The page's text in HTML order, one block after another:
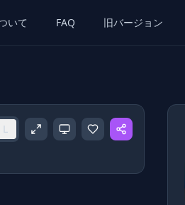
いて FAQ 旧バージョン
L